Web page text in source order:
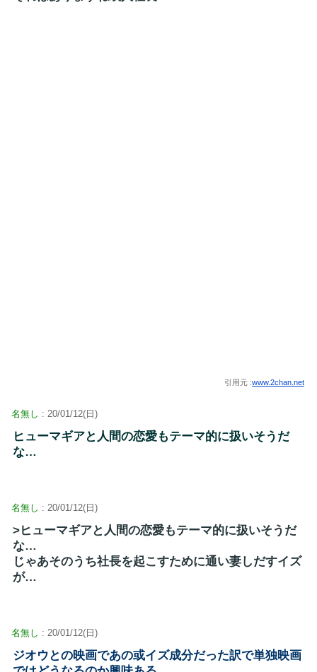
引用元 :www.2chan.net
名無し : 20/01/12(日)
ヒューマギアと人間の恋愛もテーマ的に扱いそうだ
な…
名無し : 20/01/12(日)
>ヒューマギアと人間の恋愛もテーマ的に扱いそうだ
な…
じゃあそのうち社長を起こすために通い妻しだすイズ
が…
名無し : 20/01/12(日)
ジオウとの映画であの或イズ成分だった訳で単独映画